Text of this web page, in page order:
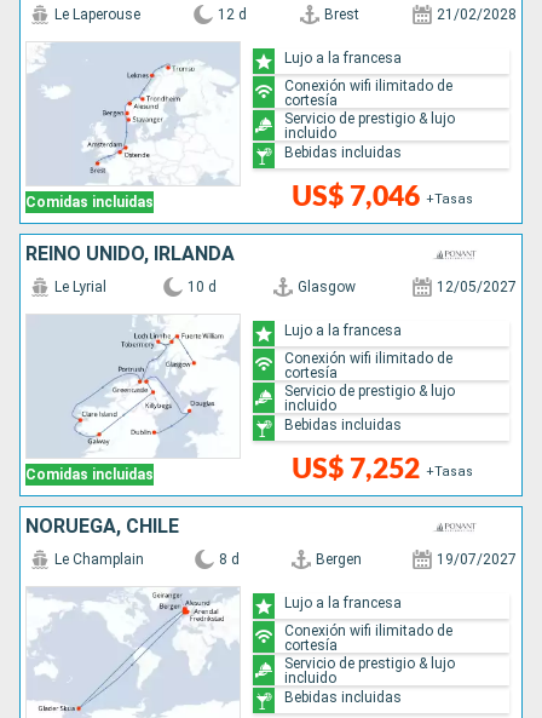
Comidas incluidas
Le Laperouse 12 d Brest 21/02/2028
US$ 7,046 +Tasas
Lujo a la francesa
Conexión wifi ilimitado de
cortesía
Servicio de prestigio & lujo
incluido
Bebidas incluidas
REINO UNIDO, IRLANDA
Comidas incluidas
Le Lyrial 10 d Glasgow 12/05/2027
US$ 7,252 +Tasas
Lujo a la francesa
Conexión wifi ilimitado de
cortesía
Servicio de prestigio & lujo
incluido
Bebidas incluidas
NORUEGA, CHILE
Le Champlain 8 d Bergen 19/07/2027
Lujo a la francesa
Conexión wifi ilimitado de
cortesía
Servicio de prestigio & lujo
incluido
Bebidas incluidas